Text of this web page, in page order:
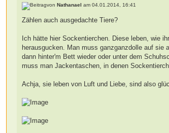
vonNathanael am 04.01.2014, 16:41
Zählen auch ausgedachte Tiere?
Ich hätte hier Sockentierchen. Diese leben, wie
herausgucken. Man muss ganzganzdolle auf
dann hinter'm Bett wieder oder unter dem
muss man Jackentaschen, in denen
Achja, sie leben von Luft und Liebe, sind also